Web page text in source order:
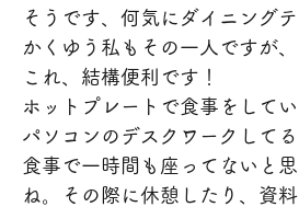
そうです、何気にダイニング
かくゆう私もその一人ですが
これ、結構便利です！
ホットプレートで食事をして
パソコンのデスクワークして
食事で一時間も座ってないと
ね。その際に休憩したり、資